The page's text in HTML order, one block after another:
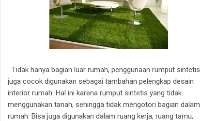
Tidak hanya bagian luar rumah, penggunaan rumput sintetis
juga cocok digunakan sebagai tambahan pelengkap desain
interior rumah. Hal ini karena rumput sintetis yang tidak
menggunakan tanah, sehingga tidak mengotori bagian dalam
rumah. Bisa juga digunakan dalam ruang kerja, ruang tamu,